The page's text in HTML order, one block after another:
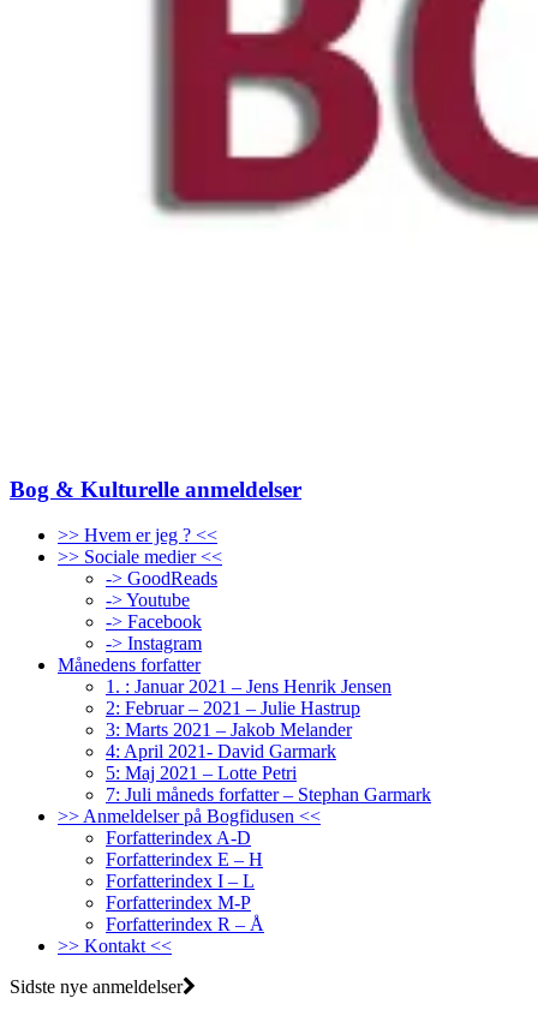
Bog & Kulturelle anmeldelser
>> Hvem er jeg ? <<
>> Sociale medier <<
-> GoodReads
-> Youtube
-> Facebook
-> Instagram
Månedens forfatter
1. : Januar 2021 – Jens Henrik Jensen
2: Februar – 2021 – Julie Hastrup
3: Marts 2021 – Jakob Melander
4: April 2021- David Garmark
5: Maj 2021 – Lotte Petri
7: Juli måneds forfatter – Stephan Garmark
>> Anmeldelser på Bogfidusen <<
Forfatterindex A-D
Forfatterindex E – H
Forfatterindex I – L
Forfatterindex M-P
Forfatterindex R – Å
>> Kontakt <<
Sidste nye anmeldelser